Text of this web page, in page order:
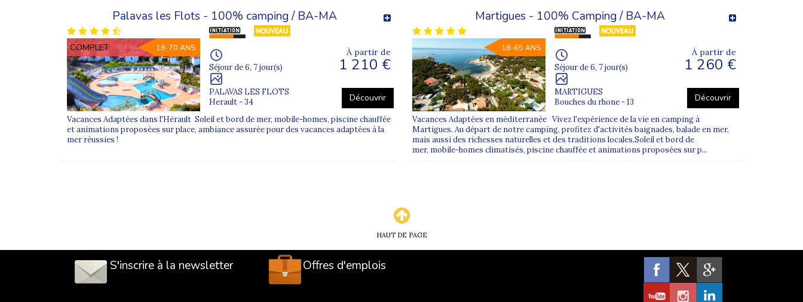
Palavas les Flots - 100% camping / BA-MA
COMPLET 18-70 ANS
Séjour de 6, 7 jour(s)
PALAVAS LES FLOTS
Herault - 34
À partir de
1 210 €
Découvrir
Vacances Adaptées dans l'Hérault Soleil et bord de mer, mobile-homes, piscine chauffée
et animations proposées sur place, ambiance assurée pour des vacances adaptées à la
mer réussies !
Martigues - 100% Camping / BA-MA
18-65 ANS
Séjour de 6, 7 jour(s)
MARTIGUES
Bouches du rhone - 13
À partir de
1 260 €
Découvrir
Vacances Adaptées en méditerranée Vivez l'expérience de la vie en camping à
Martigues. Au départ de notre camping, profitez d'activités baignades, balade en mer,
mais aussi des richesses naturelles et des traditions locales.Soleil et bord de
mer, mobile-homes climatisés, piscine chauffée et animations proposées sur p...
HAUT DE PAGE
S'inscrire à la newsletter Offres d'emplois